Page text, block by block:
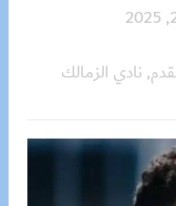
, نادي الزمالك